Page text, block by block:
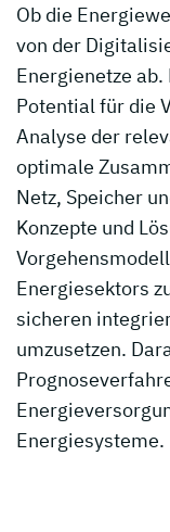
Ob die
von der
Energienetze
Potential für die
Analyse der
optimale
Netz, Speicher
Konzepte und
Energiesektors
sicheren
umzusetzen.
Energiesysteme.